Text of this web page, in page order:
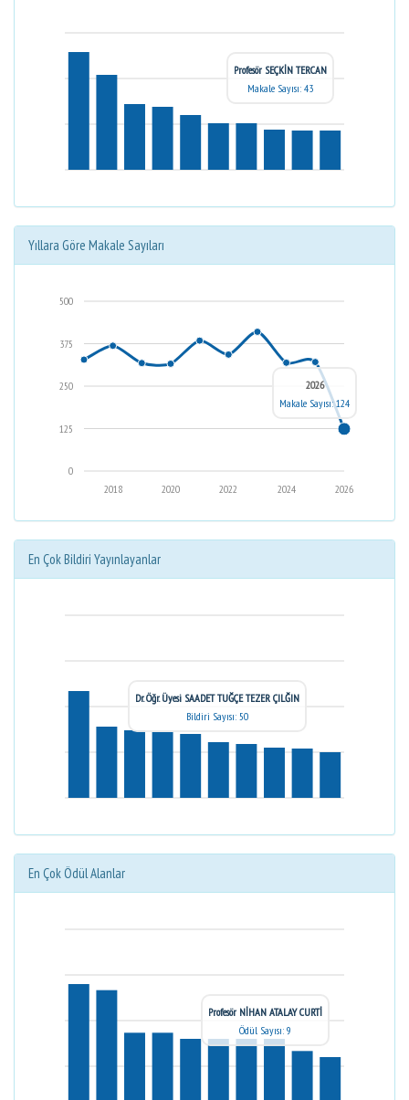
Profesör SEÇKİN TERCAN
Makale Sayısı: 43
Yıllara Göre Makale Sayıları
0
125
250
375
500
2026
2024
2022
2020
2018
2026
Makale Sayısı: 124
En Çok Bildiri Yayınlayanlar
Dr. Öğr. Üyesi SAADET TUĞÇE TEZER ÇILĞIN
Bildiri Sayısı: 50
En Çok Ödül Alanlar
Profesör NİHAN ATALAY CURTİ
Ödül Sayısı: 9